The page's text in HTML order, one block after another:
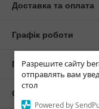
Разрешите сайту
отправлять вам
стол
Powered by
Доставка та оплата
Графік роботи
Повна версія сайту
Сайт створено на